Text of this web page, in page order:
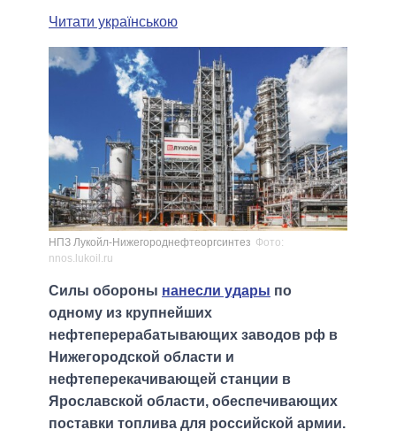
Читати українською
НПЗ Лукойл-Нижегороднефтеоргсинтез Фото:
nnos.lukoil.ru
Силы обороны нанесли удары по
одному из крупнейших
нефтеперерабатывающих заводов рф в
Нижегородской области и
нефтеперекачивающей станции в
Ярославской области, обеспечивающих
поставки топлива для российской армии.